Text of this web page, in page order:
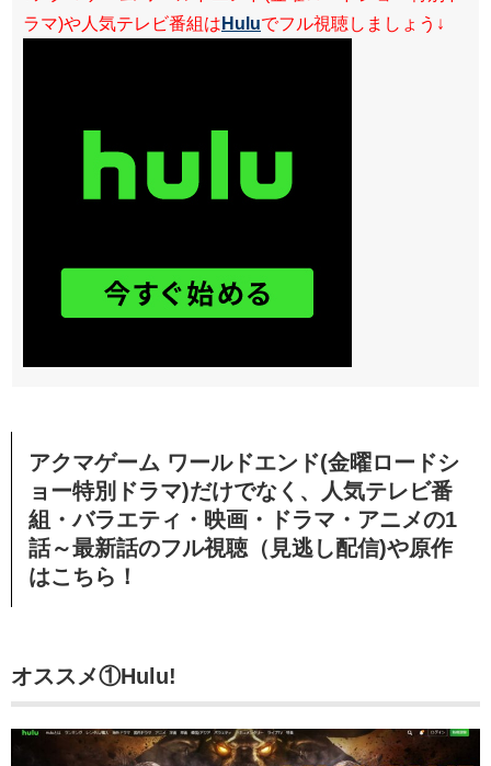
ラマ)や人気テレビ番組は Huluでフル視聴しましょう↓
アクマゲーム ワールドエンド(金曜ロードシ
ョー特別ドラマ)だけでなく、人気テレビ番
組・バラエティ・映画・ドラマ・アニメの1
話～最新話のフル視聴（見逃し配信)や原作
はこちら！
オススメ①Hulu!